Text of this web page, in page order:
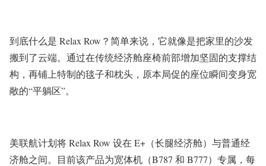
到底什么是 Relax Row？简单来说，它就像是把家里的沙发
搬到了云端。通过在传统经济舱座椅前部增加坚固的支撑结
构，再铺上特制的毯子和枕头，原本局促的座位瞬间变身宽
敞的“平躺区”。
美联航计划将 Relax Row 设在 E+（长腿经济舱）与普通经
济舱之间。目前该产品为宽体机（B787 和 B777）专属，每